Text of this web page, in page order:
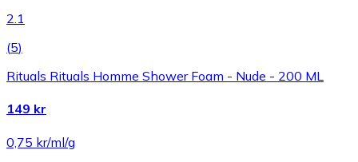
2.1
(5)
Rituals Rituals Homme Shower Foam - Nude - 200 ML
149 kr
0,75 kr/ml/g